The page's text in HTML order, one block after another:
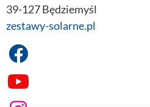
39-127 Będziemyśl
zestawy-solarne.pl